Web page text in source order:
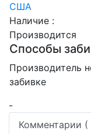
США
Наличие :
Производится
Способы
Производитель
забивке
-
Комментарии (